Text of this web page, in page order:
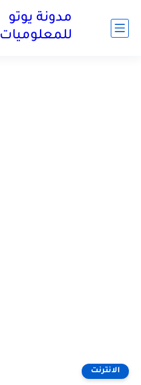
مدونة يوتو
للمعلوميات
الانترنت